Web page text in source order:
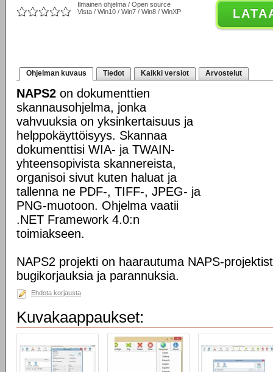
Ilmainen ohjelma / Open source
Vista / Win10 / Win7 / Win8 / WinXP
Ohjelman kuvaus Tiedot Kaikki versiot Arvostelut
NAPS2 on dokumenttien
skannausohjelma, jonka
vahvuuksia on yksinkertaisuus ja
helppokäyttöisyys. Skannaa
dokumenttisi WIA- ja TWAIN-
yhteensopivista skannereista,
organisoi sivut kuten haluat ja
tallenna ne PDF-, TIFF-, JPEG- ja
PNG-muotoon. Ohjelma vaatii
.NET Framework 4.0:n
toimiakseen.
NAPS2 projekti on haarautuma NAPS-
bugikorjauksia ja parannuksia.
Ehdota korjausta
Kuvakaappaukset: